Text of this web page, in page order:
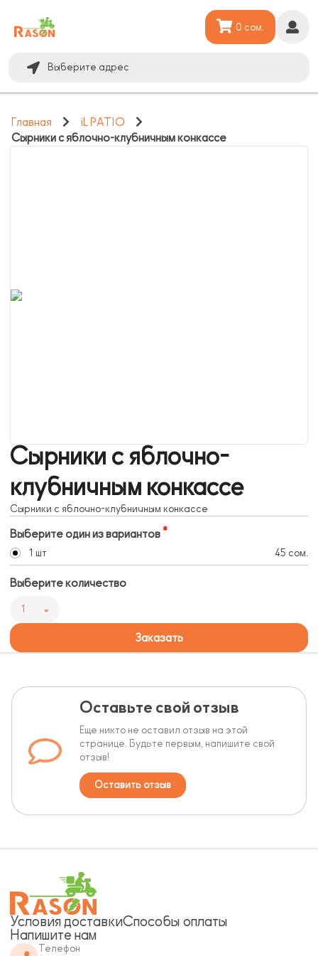
Выберите адрес
0 сом.
Главная
iL PATIO
Сырники с яблочно-клубничным конкассе
Сырники с яблочно-
клубничным конкассе
Сырники с яблочно-клубничным конкассе
Выберите один из вариантов
1 шт 45 сом.
Выберите количество
1
Заказать
Оставьте свой отзыв
Еще никто не оставил отзыв на этой
странице. Будьте первым, напишите свой
отзыв!
Оставить отзыв
Условия доставкиСпособы оплаты
Напишите нам
Телефон